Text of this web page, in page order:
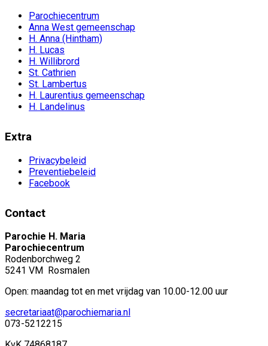
Parochiecentrum
Anna West gemeenschap
H. Anna (Hintham)
H. Lucas
H. Willibrord
St. Cathrien
St. Lambertus
H. Laurentius gemeenschap
H. Landelinus
Extra
Privacybeleid
Preventiebeleid
Facebook
Contact
Parochie H. Maria
Parochiecentrum
Rodenborchweg 2
5241 VM Rosmalen
Open: maandag tot en met vrijdag van 10.00-12.00 uur
secretariaat@parochiemaria.nl
073-5212215